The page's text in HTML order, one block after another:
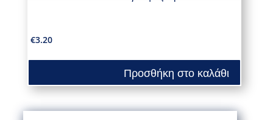
€3.20
Προσθήκη στο καλάθι